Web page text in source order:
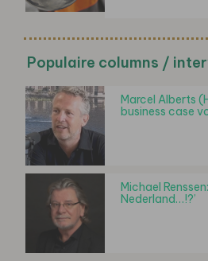
Populaire columns /
Marcel Alberts
business case
Michael
Nederland…!?’